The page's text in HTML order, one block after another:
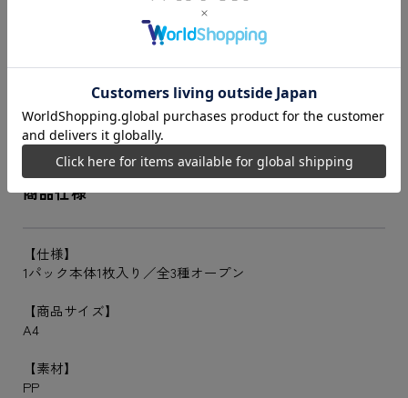
「文豪ストレイドッグス」より、雑誌に掲載された美麗な
イラストを使用したクリアファイルが登場！
書類の整理に大活躍のアイテムです。
商品仕様
【仕様】
1パック本体1枚入り／全3種オープン
【商品サイズ】
A4
【素材】
PP